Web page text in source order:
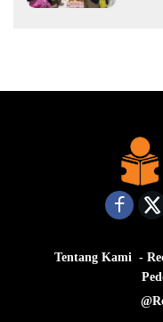
Tentang Kami